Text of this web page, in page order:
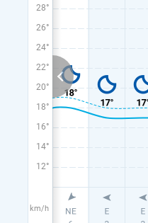
28°
26°
24°
22°
20°
18°
16°
14°
12°
km/h